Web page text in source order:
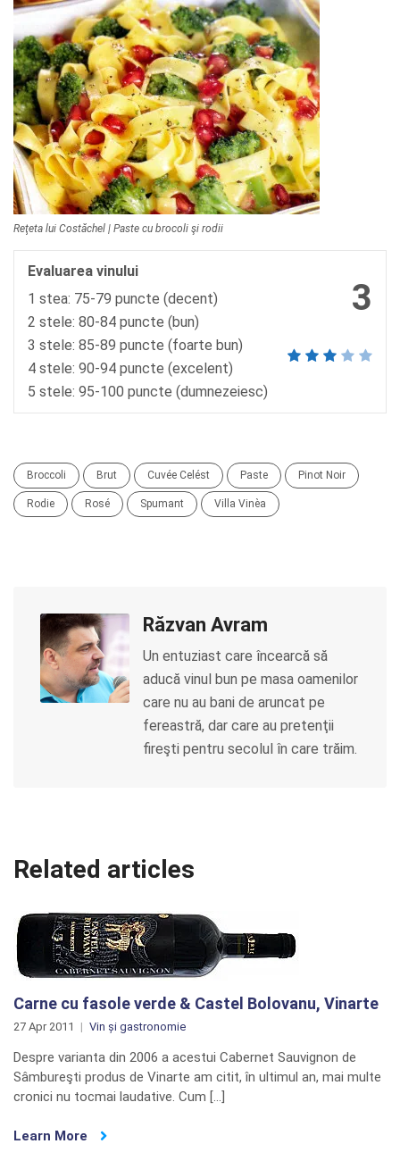
Reţeta lui Costăchel | Paste cu brocoli şi rodii
3
Evaluarea vinului
1 stea: 75-79 puncte (decent)
2 stele: 80-84 puncte (bun)
3 stele: 85-89 puncte (foarte bun)
4 stele: 90-94 puncte (excelent)
5 stele: 95-100 puncte (dumnezeiesc)
Broccoli Brut Cuvée Celést Paste Pinot Noir
Rodie Rosé Spumant Villa Vinèa
Răzvan Avram
Un entuziast care încearcă să
aducă vinul bun pe masa oamenilor
care nu au bani de aruncat pe
fereastră, dar care au pretenţii
fireşti pentru secolul în care trăim.
Related articles
Carne cu fasole verde & Castel Bolovanu, Vinarte
27 Apr 2011 Vin și gastronomie
Despre varianta din 2006 a acestui Cabernet Sauvignon de
Sâmbureşti produs de Vinarte am citit, în ultimul an, mai multe
cronici nu tocmai laudative. Cum […]
Learn More